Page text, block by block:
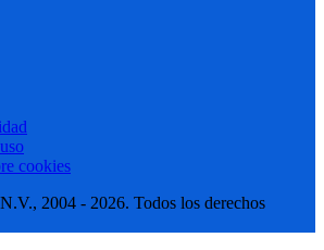
cookies
2004 - 2026. Todos los derechos